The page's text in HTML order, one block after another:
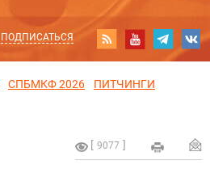
ПОДПИСАТЬСЯ
СПБМКФ 2026
ПИТЧИНГИ
9077